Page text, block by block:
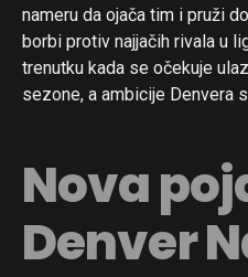
nameru da ojača tim i pruži
borbi protiv najjačih rivala u
trenutku kada se očekuje
sezone, a ambicije Denvera
Nova
Denver